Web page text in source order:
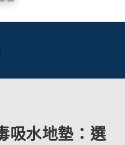
吸水地墊：選